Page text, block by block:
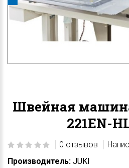
Швейная
221EN-
0 отзывов
Производитель: JUKI